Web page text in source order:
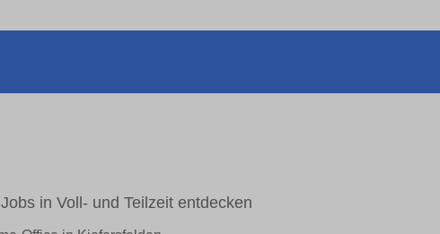
in Voll- und Teilzeit entdecken